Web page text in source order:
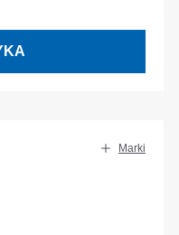
Marki